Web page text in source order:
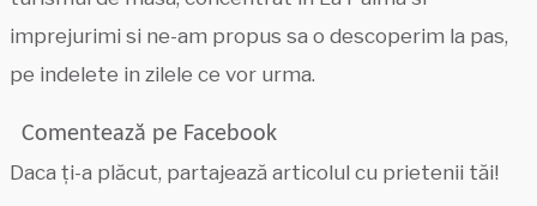
imprejurimi si ne-am propus sa o descoperim la pas,
pe indelete in zilele ce vor urma.
Comentează pe Facebook
Daca ți-a plăcut, partajează articolul cu prietenii tăi!